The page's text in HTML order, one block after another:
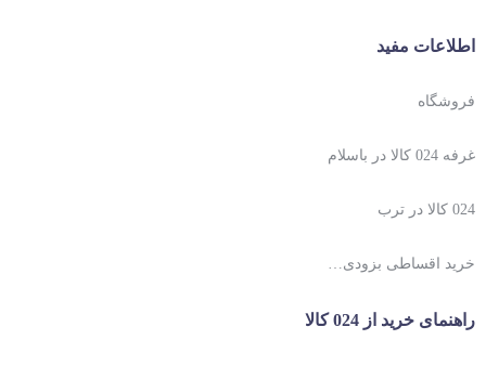
اطلاعات مفید
فروشگاه
غرفه 024 کالا در باسلام
024 کالا در ترب
خرید اقساطی بزودی…
راهنمای خرید از 024 کالا